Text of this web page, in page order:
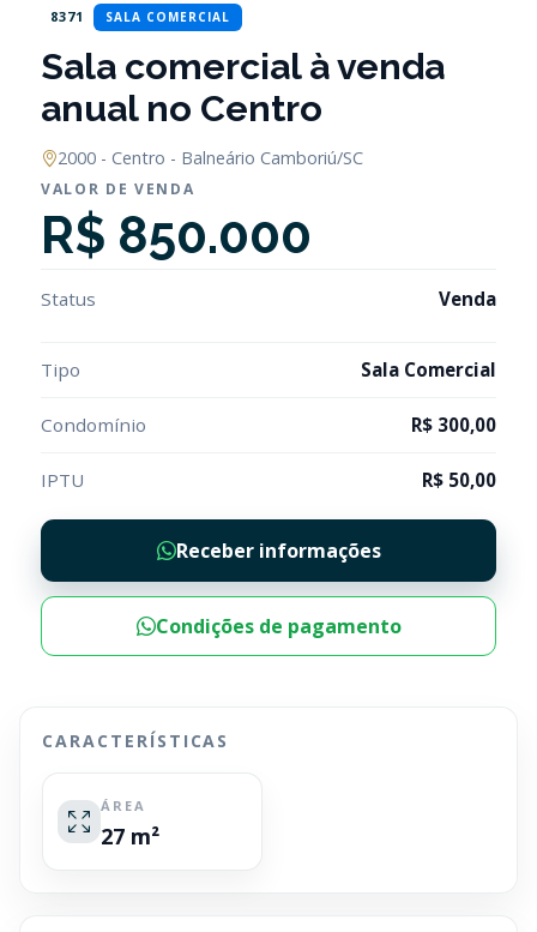
8371 SALA COMERCIAL
Sala comercial à venda
anual no Centro
2000 - Centro - Balneário Camboriú/SC
VALOR DE VENDA
R$ 850.000
Status Venda
Tipo Sala Comercial
Condomínio R$ 300,00
IPTU R$ 50,00
Receber informações
Condições de pagamento
CARACTERÍSTICAS
ÁREA
27 m²